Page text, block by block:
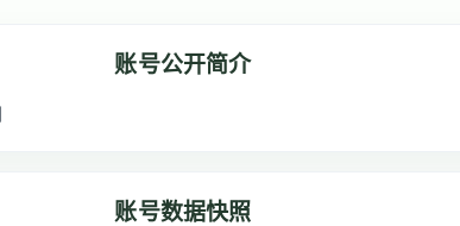
账号公开简介
账号数据快照